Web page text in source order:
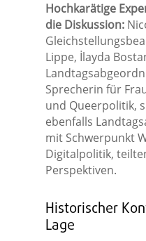
Hochkarätige
die Diskussion:
Lippe, İlayda
Sprecherin für
und Queerpolitik,
ebenfalls
mit Schwerpunkt
Digitalpolitik,
Perspektiven.
Historischer
Lage